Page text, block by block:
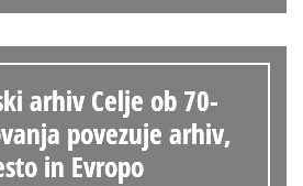
arhiv Celje ob 70-
povezuje arhiv,
in Evropo